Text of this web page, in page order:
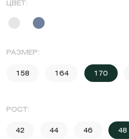
ЦВЕТ:
РАЗМЕР:
158 164 170
РОСТ:
42 44 46 48